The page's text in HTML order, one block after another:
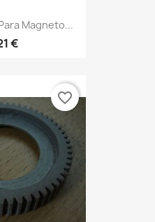
Magneto...
€
favorite_border